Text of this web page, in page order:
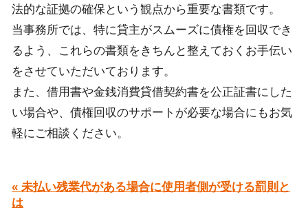
法的な証拠の確保という観点から重要な書類です。
当事務所では、特に貸主がスムーズに債権を回収でき
るよう、これらの書類をきちんと整えておくお手伝い
をさせていただいております。
また、借用書や金銭消費貸借契約書を公正証書に した
い場合や、 債権回収のサポートが必要な場合にもお気
軽にご相談ください。
« 未払い残業代がある場合に使用者側が受ける罰則と
は